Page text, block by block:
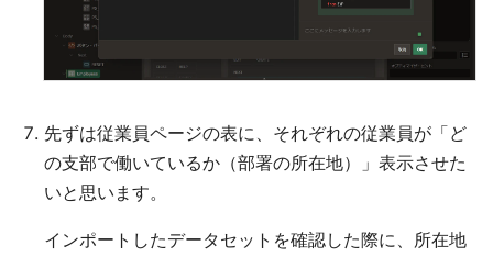
先ずは従業員ページの表に、それぞれの従業員が「ど
の支部で働いているか（部署の所在地）」表示させた
いと思います。
インポートしたデータセットを確認した際に、所在地